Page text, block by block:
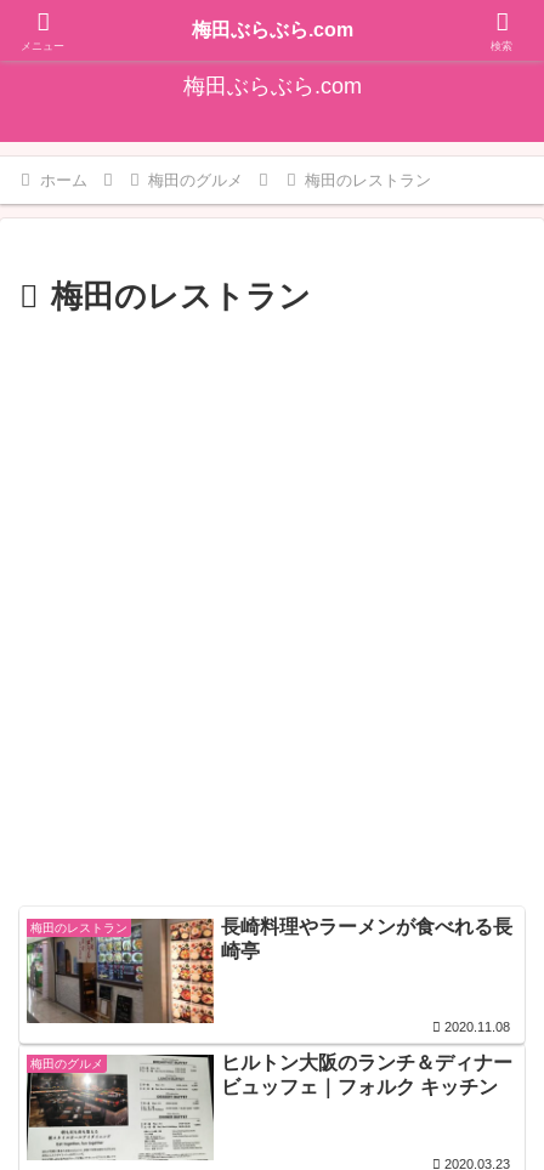
そうだ！梅田をぶらぶらしよ♪大阪梅田エリアの情報を発信しています!!
梅田ぶらぶら.com
ホーム 梅田のグルメ 梅田のレストラン
梅田のレストラン
梅田のレストラン
長崎料理やラーメンが食べれる長
崎亭
2020.11.08
梅田のグルメ
ヒルトン大阪のランチ＆ディナー
ビュッフェ｜フォルク キッチン
2020.03.23
メニュー
梅田ぶらぶら.com
検索